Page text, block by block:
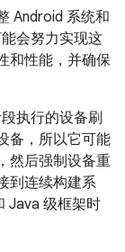
Android 系统和
会努力实现这
和性能，并确保
执行的设备刷
备，所以它可能
然后强制设备重
到连续构建系
Java 级框架时